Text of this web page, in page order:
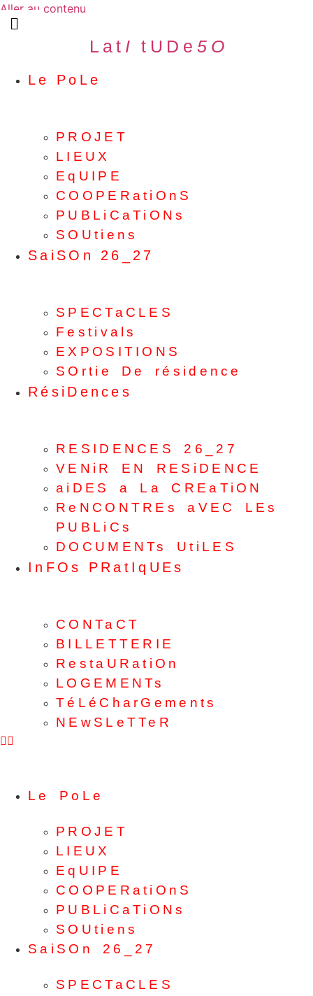
Aller au contenu
L a t I t U D e5 O
Le PoLe
PROJET
LIEUX
EqUIPE
COOPERatiOnS
PUBLiCaTiONs
SOUtiens
SaiSOn 26_27
SPECTaCLES
Festivals
EXPOSITIONS
SOrtie De résidence
RésiDences
RESIDENCES 26_27
VENiR EN RESiDENCE
aiDES a La CREaTiON
ReNCONTREs aVEC LEs
PUBLiCs
DOCUMENTs UtiLES
InFOs PRatIqUEs
CONTaCT
BILLETTERIE
RestaURatiOn
LOGEMENTs
TéLéCharGements
NEwSLeTTeR
Le PoLe
PROJET
LIEUX
EqUIPE
COOPERatiOnS
PUBLiCaTiONs
SOUtiens
SaiSOn 26_27
SPECTaCLES